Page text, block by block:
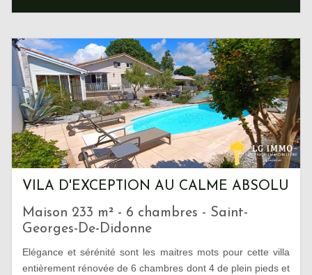
VILA D'EXCEPTION AU CALME ABSOLU
Maison 233 m² - 6 chambres - Saint-
Georges-De-Didonne
Elégance et sérénité sont les maitres mots pour cette villa
entièrement rénovée de 6 chambres dont 4 de plein pieds et